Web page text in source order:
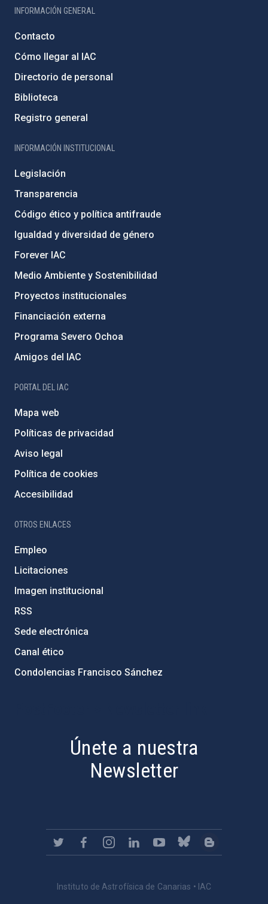
INFORMACIÓN GENERAL
Contacto
Cómo llegar al IAC
Directorio de personal
Biblioteca
Registro general
INFORMACIÓN INSTITUCIONAL
Legislación
Transparencia
Código ético y política antifraude
Igualdad y diversidad de género
Forever IAC
Medio Ambiente y Sostenibilidad
Proyectos institucionales
Financiación externa
Programa Severo Ochoa
Amigos del IAC
PORTAL DEL IAC
Mapa web
Políticas de privacidad
Aviso legal
Política de cookies
Accesibilidad
OTROS ENLACES
Empleo
Licitaciones
Imagen institucional
RSS
Sede electrónica
Canal ético
Condolencias Francisco Sánchez
Únete a nuestra
Newsletter
Instituto de Astrofísica de Canarias • IAC